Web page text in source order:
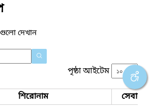
দেখান
পৃষ্ঠা আইটেম
শিরোনাম সেবার